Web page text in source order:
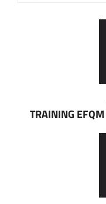
Post
TRAINING